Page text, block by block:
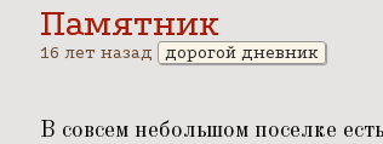
Памятник
16 лет назад дорогой дневник
В совсем небольшом поселке